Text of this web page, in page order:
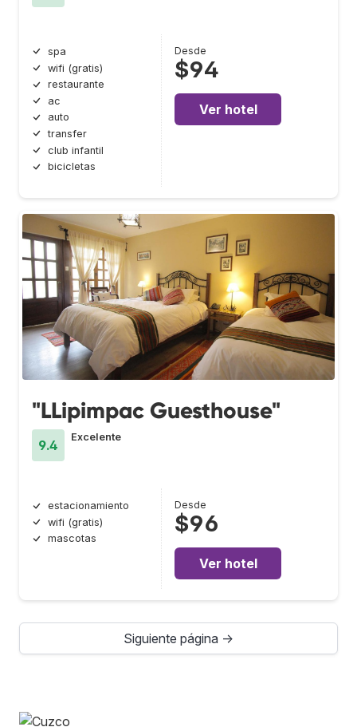
spa
wifi (gratis)
restaurante
ac
auto
transfer
club infantil
bicicletas
Desde
$94
Ver hotel
"LLipimpac Guesthouse"
9.4
Excelente
estacionamiento
wifi (gratis)
mascotas
Desde
$96
Ver hotel
Siguiente página →